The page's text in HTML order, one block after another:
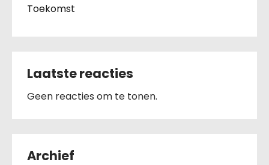
Toekomst
Laatste reacties
Geen reacties om te tonen.
Archief